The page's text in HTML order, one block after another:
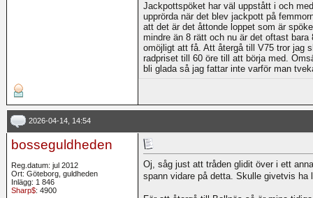
Jackpottspöket har väl uppstått i och
upprörda när det blev jackpott på
att det är det åttonde loppet som är
mindre än 8 rätt och nu är det oftast
omöjligt att få. Att återgå till V75 tror jag
radpriset till 60 öre till att börja med.
bli glada så jag fattar inte varför man
2026-04-14, 14:54
bosseguldheden
Reg.datum: jul 2012
Ort: Göteborg, guldheden
Inlägg: 1 846
Sharp$: 4900
Oj, såg just att tråden glidit över i ett
spann vidare på detta. Skulle givetvis